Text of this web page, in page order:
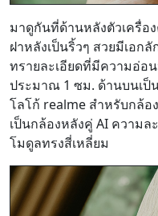
มาดูกันที่ด้านหลังตัวเครื่อ
ฝาหลังเป็นริ้วๆ สวยมีเอก
ทรายละเอียดที่มีความอ่อ
ประมาณ 1 ซม. ด้านบนเป็
โลโก้ realme สำหรับกล้อ
เป็นกล้องหลังคู่ AI ความล
โมดูลทรงสี่เหลี่ยม